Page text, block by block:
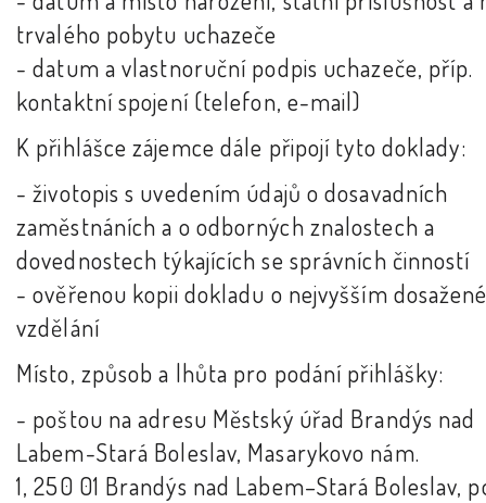
trvalého pobytu uchazeče
- datum a vlastnoruční podpis uchazeče, příp.
kontaktní spojení (telefon, e-mail)
K přihlášce zájemce dále připojí tyto doklady:
- životopis s uvedením údajů o dosavadních
zaměstnáních a o odborných znalostech a
dovednostech týkajících se správních činností
- ověřenou kopii dokladu o nejvyšším
vzdělání
Místo, způsob a lhůta pro podání přihlášky:
- poštou na adresu Městský úřad Brandýs nad
Labem-Stará Boleslav, Masarykovo nám.
1, 250 01 Brandýs nad Labem–Stará Boleslav,